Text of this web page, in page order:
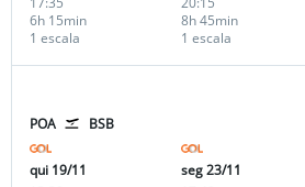
1 escala
6h 15min
1 escala
8h 45min
POA BSB
qui 19/11
seg 23/11